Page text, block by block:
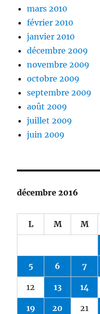
mars 2010
février 2010
janvier 2010
décembre 2009
novembre 2009
octobre 2009
septembre 2009
août 2009
juillet 2009
juin 2009
décembre 2016
L M M
5 6 7
12 13 14
19 20 21